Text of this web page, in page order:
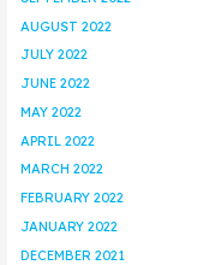
AUGUST 2022
JULY 2022
JUNE 2022
MAY 2022
APRIL 2022
MARCH 2022
FEBRUARY 2022
JANUARY 2022
DECEMBER 2021